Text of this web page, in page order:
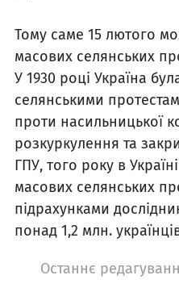
Тому саме 15 лютого
масових селянських
У 1930 році Україна
селянськими
проти насильницької
розкуркулення та
ГПУ, того року в
масових селянських
підрахунками
понад 1,2 млн.
Останнє